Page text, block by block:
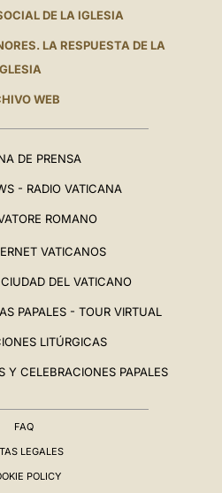
DE LA IGLESIA
LA RESPUESTA DE LA
WEB
DE PRENSA
- RADIO VATICANA
ROMANO
VATICANOS
DEL VATICANO
PAPALES - TOUR VIRTUAL
LITÚRGICAS
Y CELEBRACIONES PAPALES
FAQ
LEGALES
POLICY